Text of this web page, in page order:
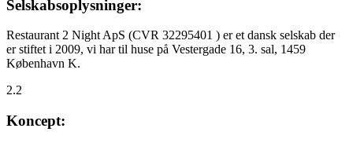
Selskabsoplysninger:
Restaurant 2 Night ApS (CVR 32295401 ) er et dansk selskab der
er stiftet i 2009, vi har til huse på Vestergade 16, 3. sal, 1459
København K.
2.2
Koncept: